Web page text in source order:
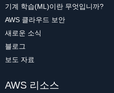
기계 학습(ML)이란 무엇입니까?
AWS 클라우드 보안
새로운 소식
블로그
보도 자료
AWS 리소스